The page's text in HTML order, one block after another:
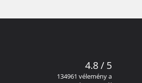
4.8 / 5
134961 vélemény a